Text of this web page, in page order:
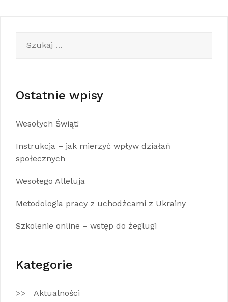
Ostatnie wpisy
Wesołych Świąt!
Instrukcja – jak mierzyć wpływ działań
społecznych
Wesołego Alleluja
Metodologia pracy z uchodźcami z Ukrainy
Szkolenie online – wstęp do żeglugi
Kategorie
Aktualności